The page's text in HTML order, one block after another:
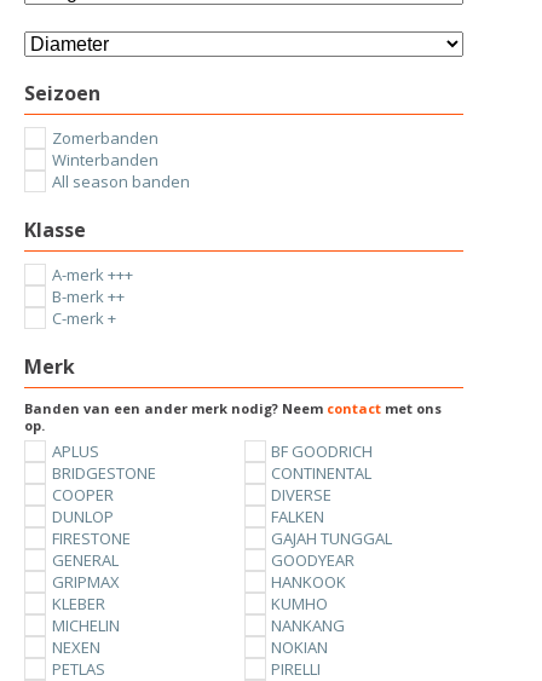
Seizoen
Zomerbanden
Winterbanden
All season banden
Klasse
A-merk +++
B-merk ++
C-merk +
Merk
Banden van een ander merk nodig? Neem contact met ons
op.
APLUS
BF GOODRICH
BRIDGESTONE
CONTINENTAL
COOPER
DIVERSE
DUNLOP
FALKEN
FIRESTONE
GAJAH TUNGGAL
GENERAL
GOODYEAR
GRIPMAX
HANKOOK
KLEBER
KUMHO
MICHELIN
NANKANG
NEXEN
NOKIAN
PETLAS
PIRELLI